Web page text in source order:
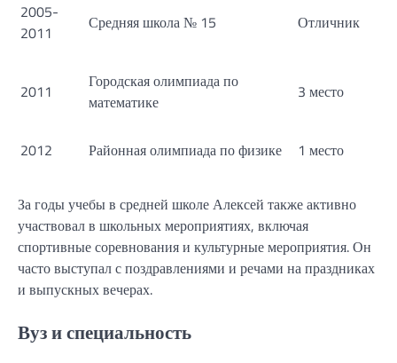
2005-
2011
Средняя школа № 15 Отличник
2011
Городская олимпиада по
математике
3 место
2012 Районная олимпиада по физике 1 место
За годы учебы в средней школе Алексей также активно
участвовал в школьных мероприятиях, включая
спортивные соревнования и культурные мероприятия. Он
часто выступал с поздравлениями и речами на праздниках
и выпускных вечерах.
Вуз и специальность